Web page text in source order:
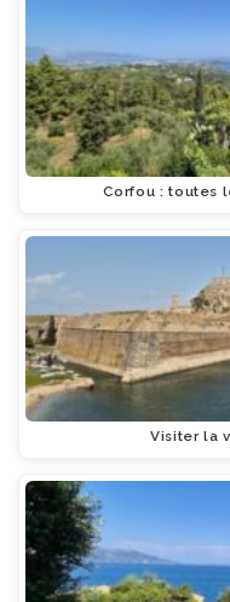
Corfou : toutes
Visiter la